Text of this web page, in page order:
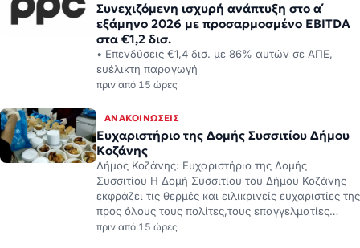
Συνεχιζόμενη ισχυρή ανάπτυξη στο α΄
εξάμηνο 2026 με προσαρμοσμένο EBITDA
στα €1,2 δισ.
• Επενδύσεις €1,4 δισ. με 86% αυτών σε ΑΠΕ,
ευέλικτη παραγωγή
πριν από 15 ώρες
ΑΝΑΚΟΙΝΏΣΕΙΣ
Ευχαριστήριο της Δομής Συσσιτίου Δήμου
Κοζάνης
Δήμος Κοζάνης: Ευχαριστήριο της Δομής
Συσσιτίου Η Δομή Συσσιτίου του Δήμου Κοζάνης
εκφράζει τις θερμές και ειλικρινείς ευχαριστίες της
προς όλους τους πολίτες,τους επαγγελματίες…
πριν από 15 ώρες